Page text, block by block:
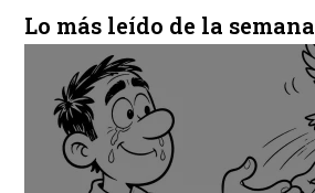
Lo más leído de la semana